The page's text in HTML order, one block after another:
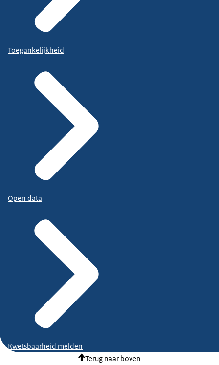
Toegankelijkheid
Open data
Kwetsbaarheid melden
Terug naar boven